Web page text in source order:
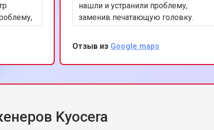
Ремонт
нашли и устранили проблему,
заменив печатающую головку.
Качество печати восстановлено, и я
могу снова полагаться на мой
принтер. Впечатлен
профессионализмом и вниманием к
Отзыв из Google maps
Kyocera